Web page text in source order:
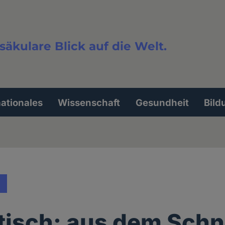
Blick auf die Welt.
Wissenschaft Gesundheit